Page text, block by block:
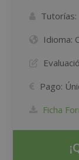
Tutorías:
Idioma:
Pago:
Ficha